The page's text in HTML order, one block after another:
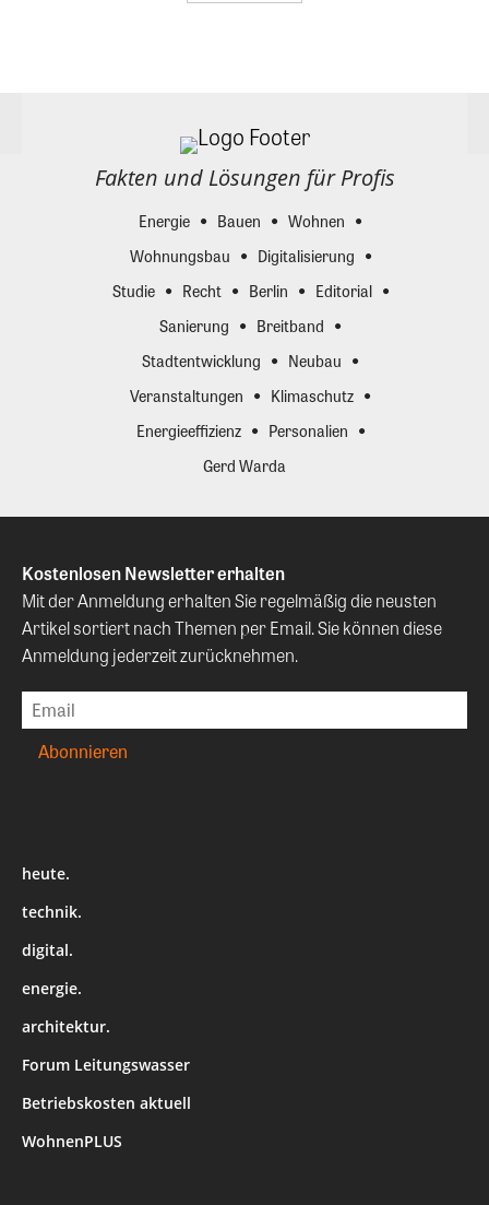
Fakten und Lösungen für Profis
Energie Bauen
Wohnen
Wohnungsbau
Digitalisierung
Studie
Recht Berlin
Editorial
Sanierung
Breitband
Stadtentwicklung
Neubau
Veranstaltungen
Klimaschutz
Energieeffizienz
Personalien
Gerd Warda
Kostenlosen Newsletter erhalten
Mit der Anmeldung erhalten Sie regelmäßig die neusten
Artikel sortiert nach Themen per Email. Sie können diese
Anmeldung jederzeit zurücknehmen.
heute.
technik.
digital.
energie.
architektur.
Forum Leitungswasser
Betriebskosten aktuell
WohnenPLUS